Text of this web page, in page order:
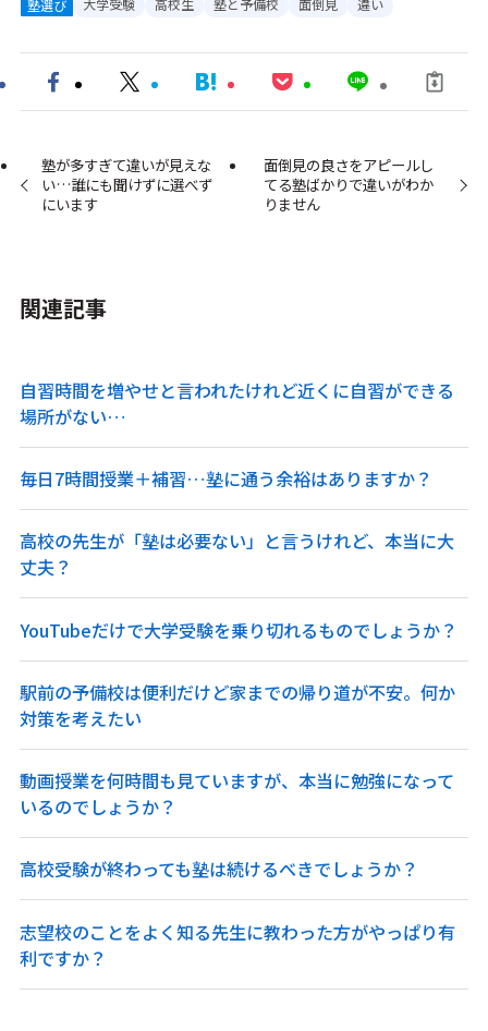
塾選び
塾が多すぎて違いが見えな
い…誰にも聞けずに選べず
にいます
面倒見の良さをアピールし
てる塾ばかりで違いがわか
りません
関連記事
自習時間を増やせと言われたけれど近くに自習ができる
場所がない…
毎日7時間授業＋補習…塾に通う余裕はありますか？
高校の先生が「塾は必要ない」と言うけれど、本当に大
丈夫？
YouTubeだけで大学受験を乗り切れるものでしょうか？
駅前の予備校は便利だけど家までの帰り道が不安。何か
対策を考えたい
動画授業を何時間も見ていますが、本当に勉強になって
いるのでしょうか？
高校受験が終わっても塾は続けるべきでしょうか？
志望校のことをよく知る先生に教わった方がやっぱり有
利ですか？